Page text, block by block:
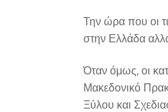
Την ώρα που οι
στην Ελλάδα
Όταν όμως, οι
Μακεδονικό
Ξύλου και